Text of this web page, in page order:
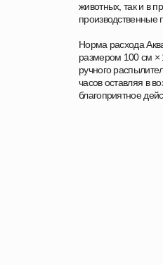
животных, так и в
Норма расхода
размером 100 см ×
ручного
часов оставляя в
благоприятное